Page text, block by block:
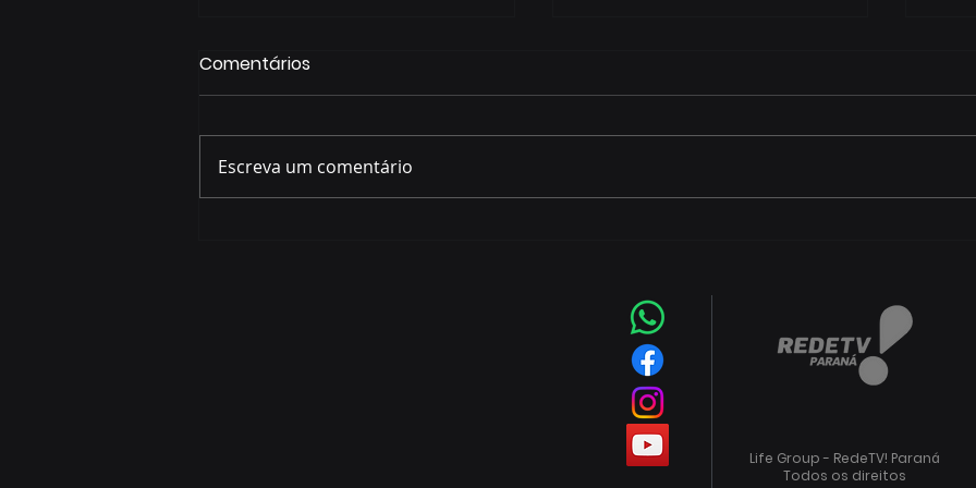
reunir 13 mil pessoas em
dois dias shows e
gastronomia
Comentários
Escreva um comentário
Life Group - RedeTV! Paraná
Todos os direitos